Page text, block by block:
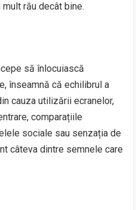
rău decât bine.
să înlocuiască
înseamnă că echilibrul a
cauza utilizării ecranelor,
comparațiile
sociale sau senzația de
câteva dintre semnele care